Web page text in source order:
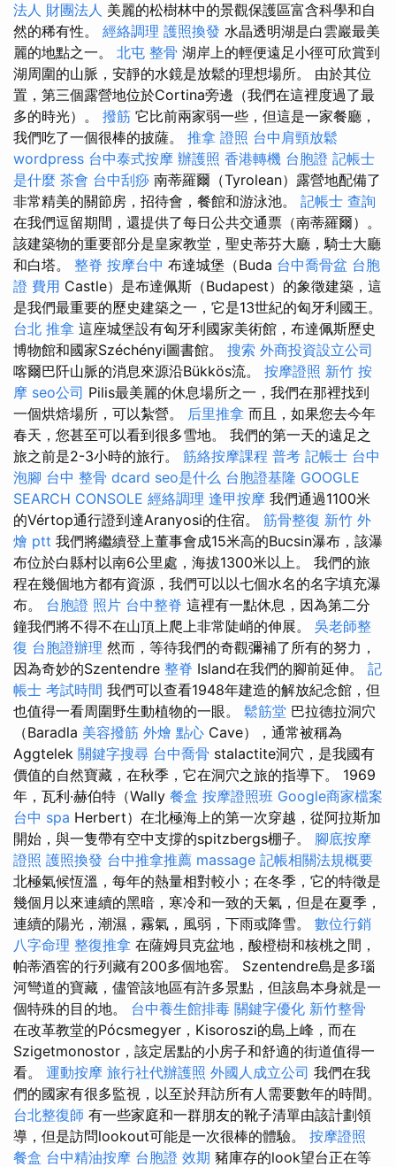
法人 財團法人 美麗的松樹林中的景觀保護區富含科學和自
然的稀有性。 經絡調理 護照換發 水晶透明湖是白雲巖最美
麗的地點之一。 北屯 整骨 湖岸上的輕便遠足小徑可欣賞到
湖周圍的山脈，安靜的水鏡是放鬆的理想場所。 由於其位
置，第三個露營地位於Cortina旁邊（我們在這裡度過了最
多的時光）。 撥筋 它比前兩家弱一些，但這是一家餐廳，
我們吃了一個很棒的披薩。 推拿 證照 台中肩頸放鬆
wordpress 台中泰式按摩 辦護照 香港轉機 台胞證 記帳士
是什麼 茶會 台中刮痧 南蒂羅爾（Tyrolean）露營地配備了
非常精美的關節房，招待會，餐館和游泳池。 記帳士 查詢
在我們逗留期間，還提供了每日公共交通票（南蒂羅爾）。
該建築物的重要部分是皇家教堂，聖史蒂芬大廳，騎士大廳
和白塔。 整脊 按摩台中 布達城堡（Buda 台中喬骨盆 台胞
證 費用 Castle）是布達佩斯（Budapest）的象徵建築，這
是我們最重要的歷史建築之一，它是13世紀的匈牙利國王。
台北 推拿 這座城堡設有匈牙利國家美術館，布達佩斯歷史
博物館和國家Széchényi圖書館。 搜索 外商投資設立公司
喀爾巴阡山脈的消息來源沿Bükkös流。 按摩證照 新竹 按
摩 seo公司 Pilis最美麗的休息場所之一，我們在那裡找到
一個烘焙場所，可以紮營。 后里推拿 而且，如果您去今年
春天，您甚至可以看到很多雪地。 我們的第一天的遠足之
旅之前是2-3小時的旅行。 筋絡按摩課程 普考 記帳士 台中
泡腳 台中 整骨 dcard seo是什么 台胞證基隆 GOOGLE
SEARCH CONSOLE 經絡調理 逢甲按摩 我們通過1100米
的Vértop通行證到達Aranyosi的住宿。 筋骨整復 新竹 外
燴 ptt 我們將繼續登上董事會成15米高的Bucsin瀑布，該瀑
布位於白縣村以南6公里處，海拔1300米以上。 我們的旅
程在幾個地方都有資源，我們可以以七個水名的名字填充瀑
布。 台胞證 照片 台中整脊 這裡有一點休息，因為第二分
鐘我們將不得不在山頂上爬上非常陡峭的伸展。 吳老師整
復 台胞證辦理 然而，等待我們的奇觀彌補了所有的努力，
因為奇妙的Szentendre 整脊 Island在我們的腳前延伸。 記
帳士 考試時間 我們可以查看1948年建造的解放紀念館，但
也值得一看周圍野生動植物的一眼。 鬆筋堂 巴拉德拉洞穴
（Baradla 美容撥筋 外燴 點心 Cave），通常被稱為
Aggtelek 關鍵字搜尋 台中喬骨 stalactite洞穴，是我國有
價值的自然寶藏，在秋季，它在洞穴之旅的指導下。 1969
年，瓦利·赫伯特（Wally 餐盒 按摩證照班 Google商家檔案
台中 spa Herbert）在北極海上的第一次穿越，從阿拉斯加
開始，與一隻帶有空中支撐的spitzbergs棚子。 腳底按摩
證照 護照換發 台中推拿推薦 massage 記帳相關法規概要
北極氣候恆溫，每年的熱量相對較小；在冬季，它的特徵是
幾個月以來連續的黑暗，寒冷和一致的天氣，但是在夏季，
連續的陽光，潮濕，霧氣，風弱，下雨或降雪。 數位行銷
八字命理 整復推拿 在薩姆貝克盆地，酸橙樹和核桃之間，
帕蒂酒窖的行列藏有200多個地窖。 Szentendre島是多瑙
河彎道的寶藏，儘管該地區有許多景點，但該島本身就是一
個特殊的目的地。 台中養生館排毒 關鍵字優化 新竹整骨
在改革教堂的Pócsmegyer，Kisoroszi的島上峰，而在
Szigetmonostor，該定居點的小房子和舒適的街道值得一
看。 運動按摩 旅行社代辦護照 外國人成立公司 我們在我
們的國家有很多監視，以至於拜訪所有人需要數年的時間。
台北整復師 有一些家庭和一群朋友的靴子清單由該計劃領
導，但是訪問lookout可能是一次很棒的體驗。 按摩證照
餐盒 台中精油按摩 台胞證 效期 豬庫存的look望台正在等